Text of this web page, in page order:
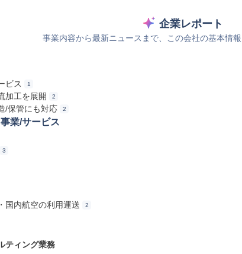
企業レポート
事業内容から最新ニュースまで、この会社の基本情報
ビス 1
加工を展開 2
/保管にも対応 2
業/サービス
3
国内航空の利用運送
2
ティング業務